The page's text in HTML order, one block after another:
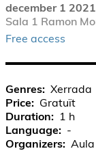
december 1 2021
Sala 1 Ramon
Free access
Genres
Xerrada
Price
Gratuït
Duration
1 h
Language
-
Organizers